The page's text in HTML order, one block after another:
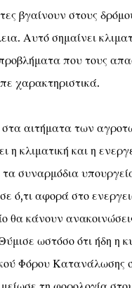
βγαίνουν στους
Αυτό σημαίνει
που τους
χαρακτηριστικά.
αιτήματα των
κλιματική και η
συναρμόδια
ό,τι αφορά στο
κάνουν
ωστόσο ότι ήδη η
Φόρου